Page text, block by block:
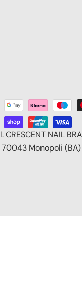
.CRESCENT NAIL
70043 Monopoli (BA)